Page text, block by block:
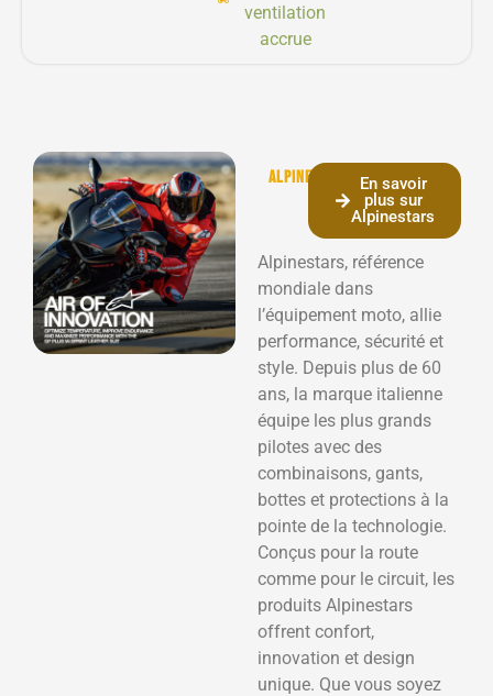
ventilation
accrue
Alpinestars
En savoir
plus sur
Alpinestars
Alpinestars, référence
mondiale dans
l’équipement moto, allie
performance, sécurité et
style. Depuis plus de 60
ans, la marque italienne
équipe les plus grands
pilotes avec des
combinaisons, gants,
bottes et protections à la
pointe de la technologie.
Conçus pour la route
comme pour le circuit, les
produits Alpinestars
offrent confort,
innovation et design
unique. Que vous soyez